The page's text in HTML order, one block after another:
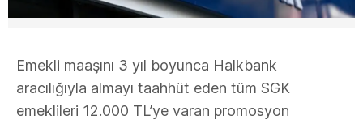
Emekli maaşını 3 yıl boyunca Halkbank
aracılığıyla almayı taahhüt eden tüm SGK
emeklileri 12.000 TL’ye varan promosyon